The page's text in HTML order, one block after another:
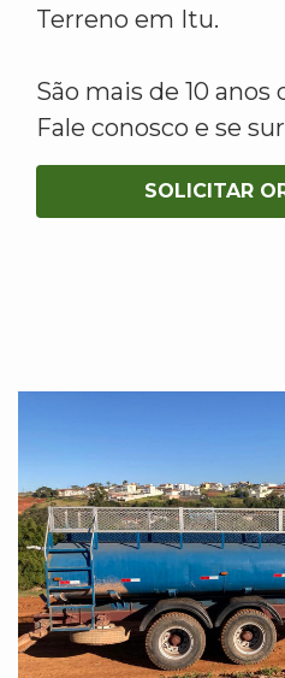
Terreno em Itu.
São mais de 10
Fale conosco e se
SOLICITAR